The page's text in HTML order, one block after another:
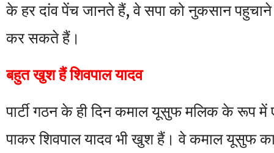
के हर दांव पेंच जानते हैं, वे सपा को नुकसान
कर सकते हैं।
बहुत खुश हैं शिवपाल यादव
पार्टी गठन के ही दिन कमाल यूसुफ मलिक के रूप में
पाकर शिवपाल यादव भी खुश हैं। वे कमाल यूसुफ